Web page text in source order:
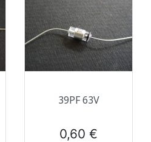
39PF 63V
Prix
0,60 €